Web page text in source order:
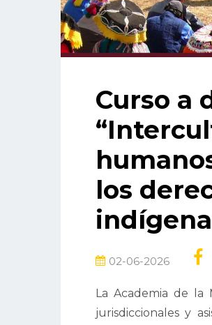
Curso a
los
02-06-2026
La Academia de la
jurisdiccionales y